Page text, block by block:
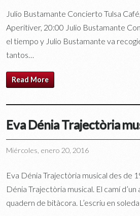
Julio Bustamante Concierto Tulsa
Aperitiver, 20:00 Julio Bustamante
el tiempo y Julio Bustamante va
tantos…
Read More
Eva Dénia Trajectòria
Miércoles, enero 20, 2016
Eva Dénia Trajectòria musical des de
Dénia Trajectòria musical. El camí d’un
quadern de bitàcora. L’escriu en